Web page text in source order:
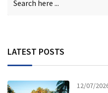
LATEST POSTS
12/07/